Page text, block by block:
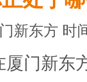
新东方 时
新东方